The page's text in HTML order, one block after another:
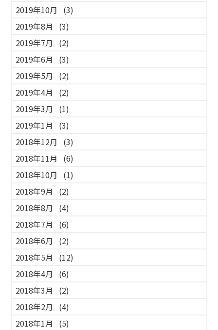
2019年10月
(3)
2019年8月
(3)
2019年7月
(2)
2019年6月
(3)
2019年5月
(2)
2019年4月
(2)
2019年3月
(1)
2019年1月
(3)
2018年12月
(3)
2018年11月
(6)
2018年10月
(1)
2018年9月
(2)
2018年8月
(4)
2018年7月
(6)
2018年6月
(2)
2018年5月
(12)
2018年4月
(6)
2018年3月
(2)
2018年2月
(4)
2018年1月
(5)